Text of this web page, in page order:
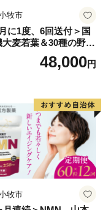
牧市
に1度、6回送付＞国
大麦若葉＆30種の野
本漢方 定期便
48,000円
牧市